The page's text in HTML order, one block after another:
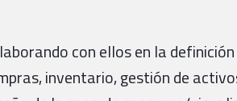
con ellos en la
inventario, gestión de